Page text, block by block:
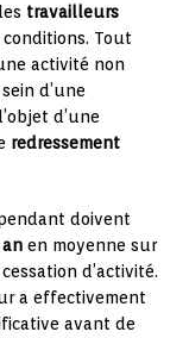
travailleurs
Tout
activité non
d’une
d’une
redressement
doivent
en moyenne sur
d’activité.
a effectivement
avant de